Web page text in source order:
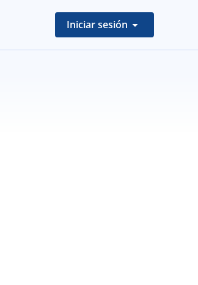
Iniciar sesión